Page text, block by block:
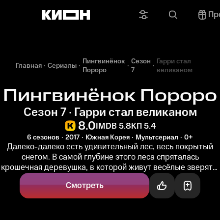
Главная Сериалы
Пингвинёнок
Пороро
Сезон
7
Гарри стал
великаном
Пингвинёнок Пороро
Сезон 7 · Гарри стал великаном
8.0IMDB 5.8КП 5.4
6 сезонов 2017 Южная Корея Мультсериал 0+
Далеко-далеко есть удивительный лес, весь покрытый
снегом. В самой глубине этого леса спряталась
крошечная деревушка, в которой живут весёлые зверята.
Солнце там светит теплее...
Смотреть